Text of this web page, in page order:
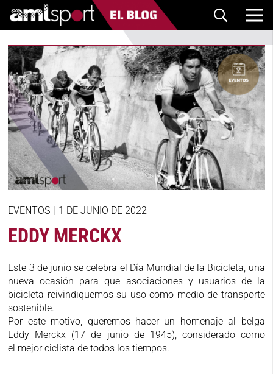
EVENTOS | 1 DE JUNIO DE 2022
EDDY MERCKX
Este 3 de junio se celebra el Día Mundial de la Bicicleta, una
nueva ocasión para que asociaciones y usuarios de la
bicicleta reivindiquemos su uso como medio de transporte
sostenible.
Por este motivo, queremos hacer un homenaje al belga
Eddy Merckx (17 de junio de 1945), considerado como
el mejor ciclista de todos los tiempos.